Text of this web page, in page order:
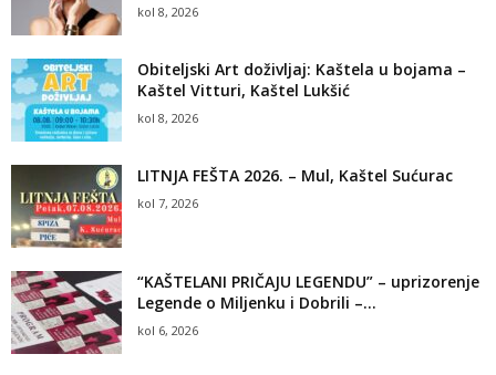
kol 8, 2026
Obiteljski Art doživljaj: Kaštela u bojama –
Kaštel Vitturi, Kaštel Lukšić
kol 8, 2026
LITNJA FEŠTA 2026. – Mul, Kaštel Sućurac
kol 7, 2026
“KAŠTELANI PRIČAJU LEGENDU” – uprizorenje
Legende o Miljenku i Dobrili –...
kol 6, 2026